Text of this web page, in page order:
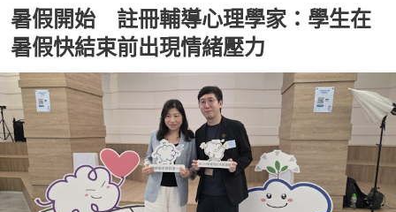
暑假開始 註冊輔導心理學家：學生在
暑假快結束前出現情緒壓力